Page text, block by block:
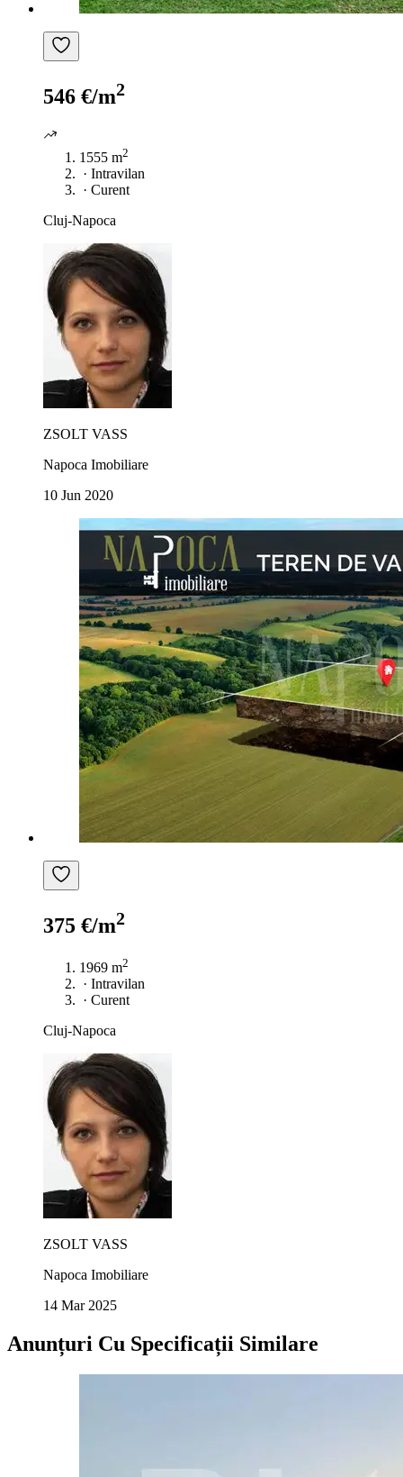
546 €/m2
1555 m2
· Intravilan
· Curent
Cluj-Napoca
ZSOLT VASS
Napoca Imobiliare
10 Jun 2020
375 €/m2
1969 m2
· Intravilan
· Curent
Cluj-Napoca
ZSOLT VASS
Napoca Imobiliare
14 Mar 2025
Anunțuri Cu Specificații Similare